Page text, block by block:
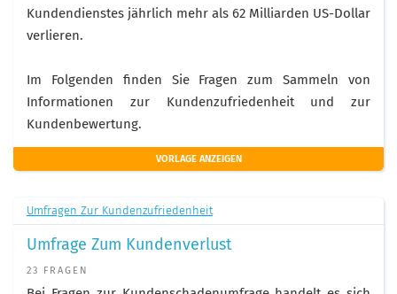
Kundendienstes jährlich mehr als 62 Milliarden US-Dollar
verlieren.
Im Folgenden finden Sie Fragen zum Sammeln von
Informationen zur Kundenzufriedenheit und zur
Kundenbewertung.
VORLAGE ANZEIGEN
Umfragen Zur Kundenzufriedenheit
Umfrage Zum Kundenverlust
23 FRAGEN